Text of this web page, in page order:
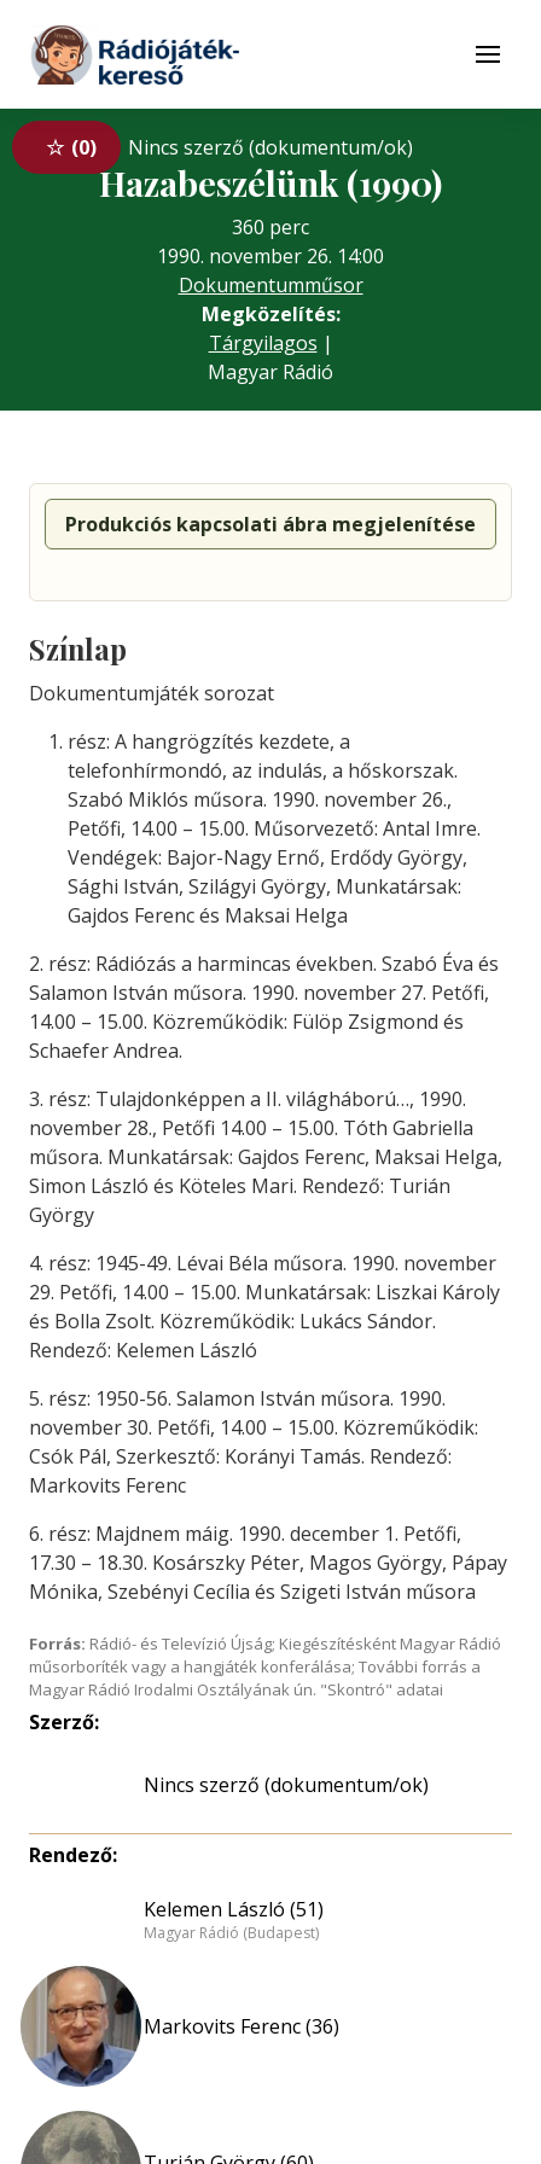
Tovább a tartalomhoz
Menü
0 Nincs szerző (dokumentum/ok)
Hazabeszélünk (1990)
360 perc
1990. november 26. 14:00
Dokumentumműsor
Megközelítés:
Tárgyilagos |
Magyar Rádió
Produkciós kapcsolati ábra megjelenítése
Színlap
Dokumentumjáték sorozat
rész: A hangrögzítés kezdete, a
telefonhírmondó, az indulás, a hőskorszak.
Szabó Miklós műsora. 1990. november 26.,
Petőfi, 14.00 – 15.00. Műsorvezető: Antal Imre.
Vendégek: Bajor-Nagy Ernő, Erdődy György,
Sághi István, Szilágyi György, Munkatársak:
Gajdos Ferenc és Maksai Helga
2. rész: Rádiózás a harmincas években. Szabó Éva és
Salamon István műsora. 1990. november 27. Petőfi,
14.00 – 15.00. Közreműködik: Fülöp Zsigmond és
Schaefer Andrea.
3. rész: Tulajdonképpen a II. világháború…, 1990.
november 28., Petőfi 14.00 – 15.00. Tóth Gabriella
műsora. Munkatársak: Gajdos Ferenc, Maksai Helga,
Simon László és Köteles Mari. Rendező: Turián
György
4. rész: 1945-49. Lévai Béla műsora. 1990. november
29. Petőfi, 14.00 – 15.00. Munkatársak: Liszkai Károly
és Bolla Zsolt. Közreműködik: Lukács Sándor.
Rendező: Kelemen László
5. rész: 1950-56. Salamon István műsora. 1990.
november 30. Petőfi, 14.00 – 15.00. Közreműködik:
Csók Pál, Szerkesztő: Korányi Tamás. Rendező:
Markovits Ferenc
6. rész: Majdnem máig. 1990. december 1. Petőfi,
17.30 – 18.30. Kosárszky Péter, Magos György, Pápay
Mónika, Szebényi Cecília és Szigeti István műsora
Forrás: Rádió- és Televízió Újság; Kiegészítésként Magyar Rádió
műsorboríték vagy a hangjáték konferálása; További forrás a
Magyar Rádió Irodalmi Osztályának ún. "Skontró" adatai
Szerző:
Nincs szerző (dokumentum/ok)
Rendező:
Kelemen László (51)
Magyar Rádió (Budapest)
Markovits Ferenc (36)